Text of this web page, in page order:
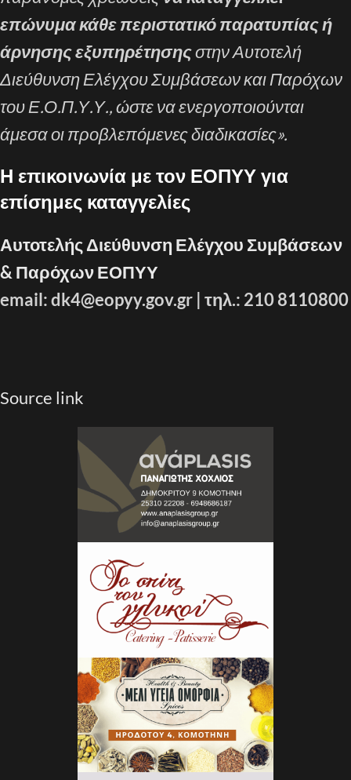
επώνυμα κάθε περιστατικό παρατυπίας ή
άρνησης εξυπηρέτησηςστην Αυτοτελή
Διεύθυνση Ελέγχου Συμβάσεων και Παρόχων
του Ε.Ο.Π.Υ.Υ., ώστε να ενεργοποιούνται
άμεσα οι προβλεπόμενες διαδικασίες».
Η επικοινωνία με τον ΕΟΠΥΥ για
επίσημες καταγγελίες
Αυτοτελής Διεύθυνση Ελέγχου Συμβάσεων
& Παρόχων ΕΟΠΥΥ
email: dk4@eopyy.gov.gr | τηλ.: 210 8110800
Source link